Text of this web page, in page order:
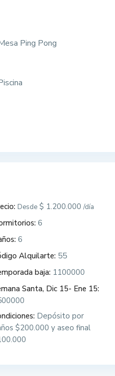
Ping Pong
Desde $ 1.200.000 /día
6
6
Alquilarte: 55
baja: 1100000
Santa, Dic 15- Ene 15:
Depósito por
$200.000 y aseo final